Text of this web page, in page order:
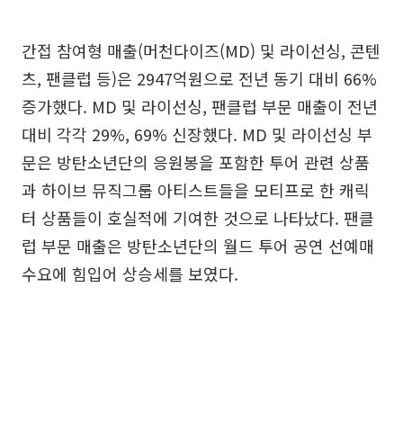
간접 참여형 매출(머천다이즈(MD) 및 라이선싱, 콘텐
츠, 팬클럽 등)은 2947억원으로 전년 동기 대비 66%
증가했다. MD 및 라이선싱, 팬클럽 부문 매출이 전년
대비 각각 29%, 69% 신장했다. MD 및 라이선싱 부
문은 방탄소년단의 응원봉을 포함한 투어 관련 상품
과 하이브 뮤직그룹 아티스트들을 모티프로 한 캐릭
터 상품들이 호실적에 기여한 것으로 나타났다. 팬클
럽 부문 매출은 방탄소년단의 월드 투어 공연 선예매
수요에 힘입어 상승세를 보였다.